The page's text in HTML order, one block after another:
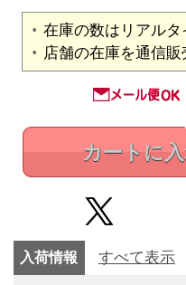
在庫の数はリアルタ
店舗の在庫を通信販
カートに
入荷情報 すべて表示